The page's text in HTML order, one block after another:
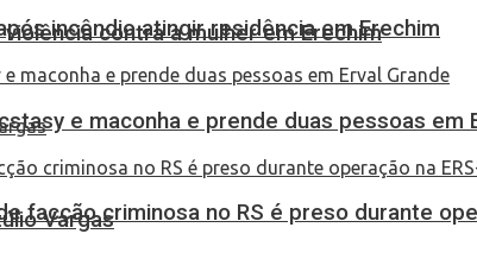
contra a mulher em Erechim
Vargas
incêndio atingir residência em Erechim
e maconha e prende duas pessoas em
facção criminosa no RS é preso durante